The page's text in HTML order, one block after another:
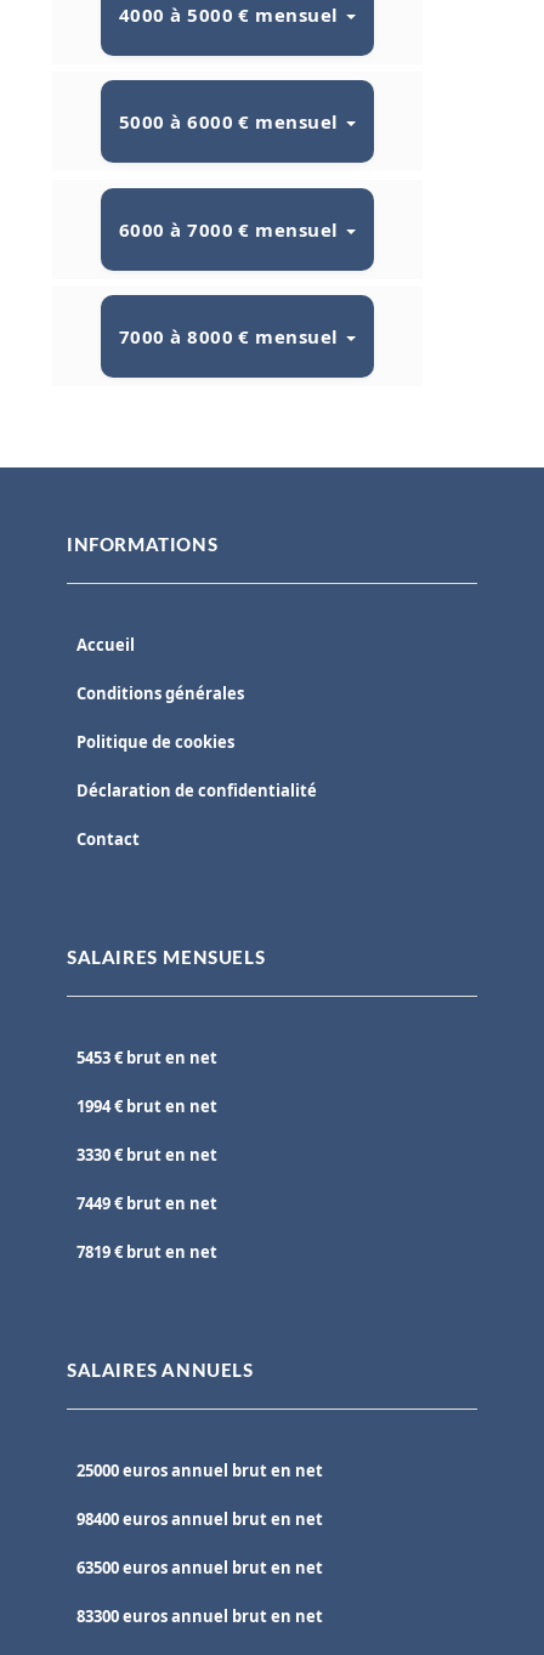
4000 à 5000 € mensuel
5000 à 6000 € mensuel
6000 à 7000 € mensuel
7000 à 8000 € mensuel
INFORMATIONS
Accueil
Conditions générales
Politique de cookies
Déclaration de confidentialité
Contact
SALAIRES MENSUELS
5453 € brut en net
1994 € brut en net
3330 € brut en net
7449 € brut en net
7819 € brut en net
SALAIRES ANNUELS
25000 euros annuel brut en net
98400 euros annuel brut en net
63500 euros annuel brut en net
83300 euros annuel brut en net